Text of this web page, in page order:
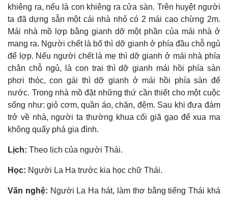
khiêng ra, nếu là con khiêng ra cửa sàn. Trên huyệt người
ta đã dựng sẵn một cái nhà nhỏ có 2 mái cao chừng 2m.
Mái nhà mồ lợp bằng gianh dỡ một phần của mái nhà ở
mang ra. Người chết là bố thì dỡ gianh ở phía đầu chỗ ngủ
để lợp. Nếu người chết là mẹ thì dỡ gianh ở mái nhà phía
chân chỗ ngủ, là con trai thì dỡ gianh mái hồi phía sàn
phơi thóc, con gái thì dỡ gianh ở mái hồi phía sàn để
nước. Trong nhà mồ đặt những thứ cần thiết cho một cuộc
sống như: giỏ cơm, quần áo, chăn, đệm. Sau khi đưa đám
trở về nhà, người ta thường khua cối giã gạo để xua ma
không quấy phá gia đình.
Lịch: Theo lịch của người Thái.
Học: Người La Ha trước kia học chữ Thái.
Văn nghệ: Người La Ha hát, làm thơ bằng tiếng Thái khá